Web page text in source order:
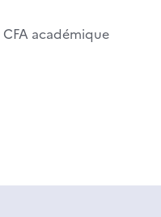
académique